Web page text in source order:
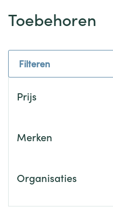
Toebehoren
Filteren
Prijs
Merken
Organisaties